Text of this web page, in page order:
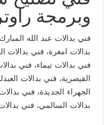
وبرمجة
فني بدالات عبد الله
بدالات امغرة، فني بدالات
فني بدالات تيماء، فني
القيصرية، فني بدالات
الجهراء الجديدة، فني
بدالات السالمي، فني